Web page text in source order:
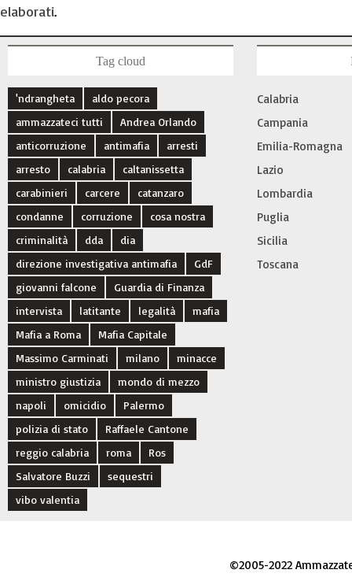
elaborati.
Tag cloud
'ndrangheta
aldo pecora
ammazzateci tutti
Andrea Orlando
anticorruzione
antimafia
arresti
arresto
calabria
caltanissetta
carabinieri
carcere
catanzaro
condanne
corruzione
cosa nostra
criminalità
dda
dia
direzione investigativa antimafia
GdF
giovanni falcone
Guardia di Finanza
intervista
latitante legalità
mafia
Mafia a Roma
Mafia Capitale
Massimo Carminati
milano
minacce
ministro giustizia
mondo di mezzo
napoli
omicidio
Palermo
polizia di stato
Raffaele Cantone
reggio calabria
roma
Ros
Salvatore Buzzi
sequestri
vibo valentia
Calabria
Campania
Emilia-Romagna
Lazio
Lombardia
Puglia
Sicilia
Toscana
©2005-2022